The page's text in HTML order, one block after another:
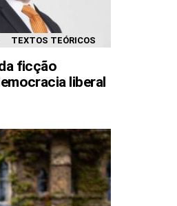
TEXTOS TEÓRICOS
ficção
liberal